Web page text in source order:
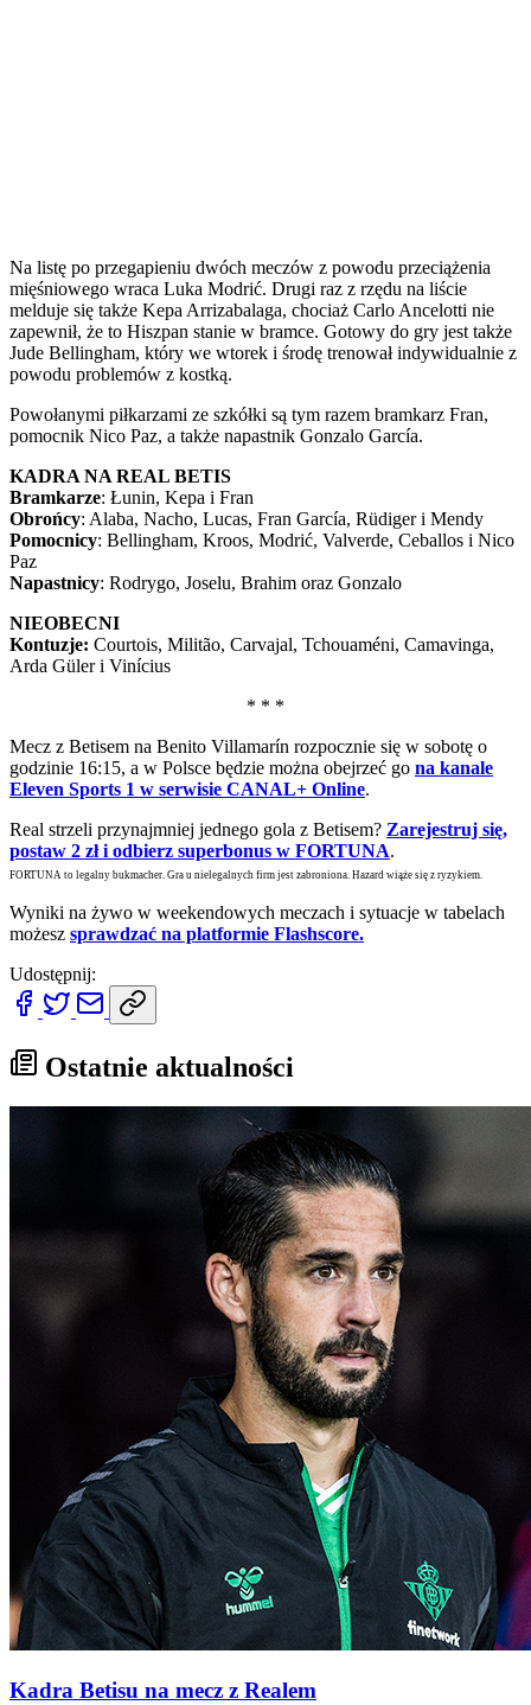
Na listę po przegapieniu dwóch meczów z powodu przeciążenia
mięśniowego wraca Luka Modrić. Drugi raz z rzędu na liście
melduje się także Kepa Arrizabalaga, chociaż Carlo Ancelotti nie
zapewnił, że to Hiszpan stanie w bramce. Gotowy do gry jest także
Jude Bellingham, który we wtorek i środę trenował indywidualnie z
powodu problemów z kostką.
Powołanymi piłkarzami ze szkółki są tym razem bramkarz Fran,
pomocnik Nico Paz, a także napastnik Gonzalo García.
KADRA NA REAL BETIS
Bramkarze: Łunin, Kepa i Fran
Obrońcy: Alaba, Nacho, Lucas, Fran García, Rüdiger i Mendy
Pomocnicy: Bellingham, Kroos, Modrić, Valverde, Ceballos i Nico
Paz
Napastnicy: Rodrygo, Joselu, Brahim oraz Gonzalo
NIEOBECNI
Kontuzje: Courtois, Militão, Carvajal, Tchouaméni, Camavinga,
Arda Güler i Vinícius
* * *
Mecz z Betisem na Benito Villamarín rozpocznie się w sobotę o
godzinie 16:15, a w Polsce będzie można obejrzeć go na kanale
Eleven Sports 1 w serwisie CANAL+ Online.
Real strzeli przynajmniej jednego gola z Betisem? Zarejestruj się,
postaw 2 zł i odbierz superbonus w FORTUNA.
FORTUNA to legalny bukmacher. Gra u nielegalnych firm jest zabroniona. Hazard wiąże się z ryzykiem.
Wyniki na żywo w weekendowych meczach i sytuacje w tabelach
możesz sprawdzać na platformie Flashscore.
Udostępnij:
Ostatnie aktualności
Kadra Betisu na mecz z Realem